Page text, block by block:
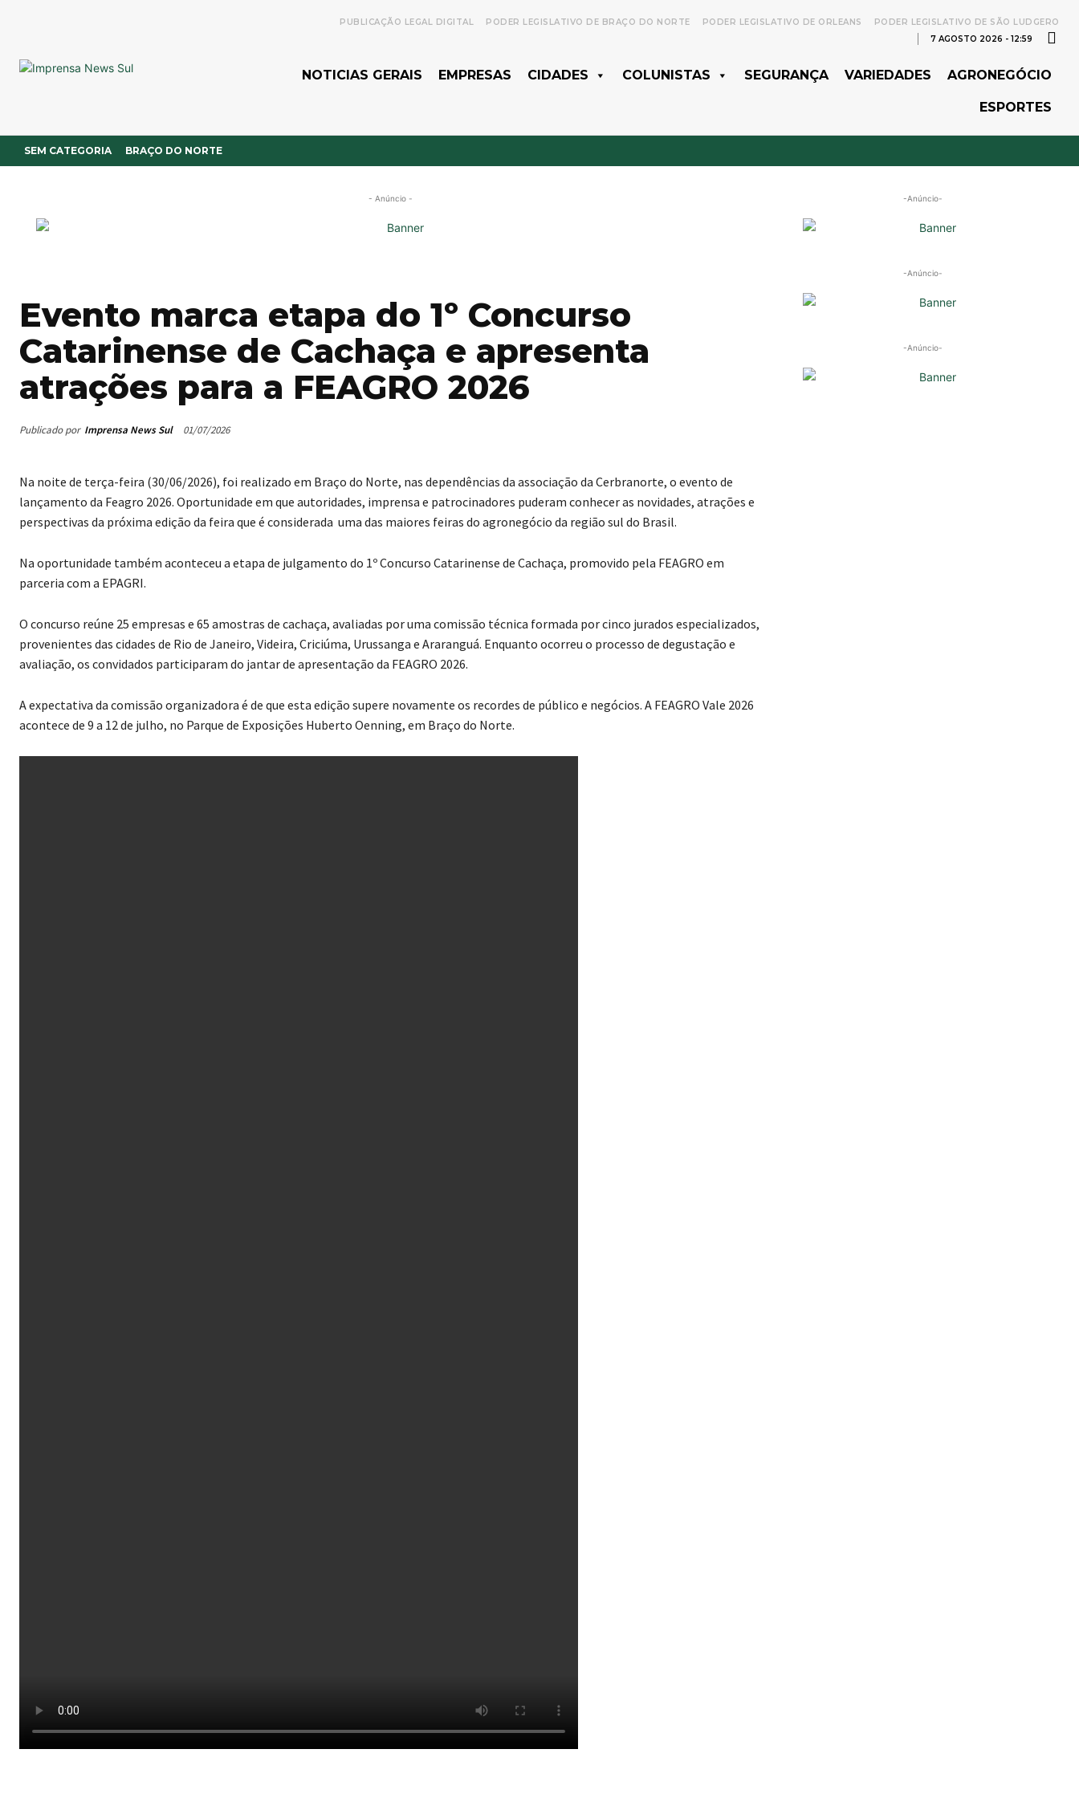
PUBLICAÇÃO LEGAL DIGITAL PODER LEGISLATIVO DE BRAÇO DO NORTE PODER LEGISLATIVO DE ORLEANS
PODER LEGISLATIVO DE SÃO LUDGERO
7 AGOSTO 2026 - 12:59
NOTICIAS GERAIS EMPRESAS CIDADES COLUNISTAS SEGURANÇA VARIEDADES AGRONEGÓCIO
ESPORTES
SEM CATEGORIA BRAÇO DO NORTE
- Anúncio -
Evento marca etapa do 1º Concurso
Catarinense de Cachaça e apresenta
atrações para a FEAGRO 2026
Publicado por Imprensa News Sul 01/07/2026
Na noite de terça-feira (30/06/2026), foi realizado em Braço do Norte, nas dependências da associação da Cerbranorte, o evento de
lançamento da Feagro 2026. Oportunidade em que autoridades, imprensa e patrocinadores puderam conhecer as novidades, atrações e
perspectivas da próxima edição da feira que é considerada uma das maiores feiras do agronegócio da região sul do Brasil.
Na oportunidade também aconteceu a etapa de julgamento do 1º Concurso Catarinense de Cachaça, promovido pela FEAGRO em
parceria com a EPAGRI.
O concurso reúne 25 empresas e 65 amostras de cachaça, avaliadas por uma comissão técnica formada por cinco jurados especializados,
provenientes das cidades de Rio de Janeiro, Videira, Criciúma, Urussanga e Araranguá. Enquanto ocorreu o processo de degustação e
avaliação, os convidados participaram do jantar de apresentação da FEAGRO 2026.
A expectativa da comissão organizadora é de que esta edição supere novamente os recordes de público e negócios. A FEAGRO Vale 2026
acontece de 9 a 12 de julho, no Parque de Exposições Huberto Oenning, em Braço do Norte.
-Anúncio-
-Anúncio-
-Anúncio-